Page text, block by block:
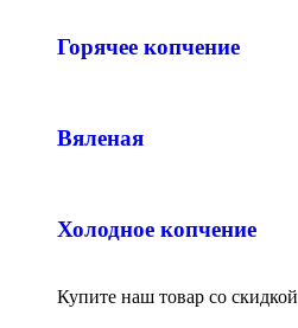
Горячее копчение
Вяленая
Холодное копчение
Купите наш товар со скидкой